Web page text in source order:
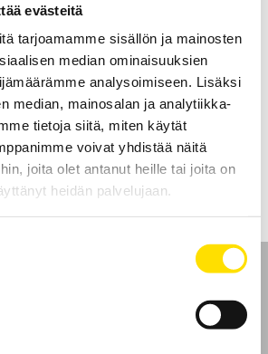
evästeitä
tarjoamamme sisällön ja mainosten
median ominaisuuksien
analysoimiseen. Lisäksi
median, mainosalan ja analytiikka-
tietoja siitä, miten käytät
voivat yhdistää näitä
joita olet antanut heille tai joita on
heidän palvelujaan.
öljymuuntajalla
kompakti, tehokas ja innovatiivinen
50 000 VAC:n testijännitteellä. Kaikki arvot
RS232-yhteyden kautta tai
etupaneelissa sijaitsevien näppäinten avulla.
LUE LISÄÄ